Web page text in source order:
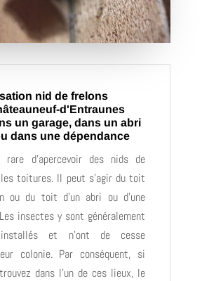
nid de frelons
d'Entraunes
un garage, dans un abri
dans une dépendance
d’apercevoir des nids de
toitures. Il peut s’agir du toit
ou du toit d’un abri ou d’une
insectes y sont généralement
et n’ont de cesse
colonie. Par conséquent, si
dans l’un de ces lieux, le